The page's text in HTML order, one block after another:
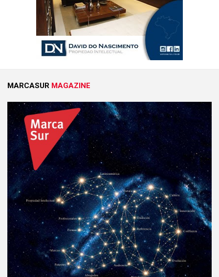
MARCASUR MAGAZINE